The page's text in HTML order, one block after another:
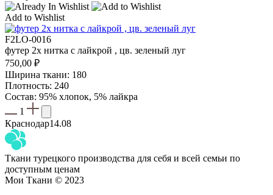
Add to Wishlist
F2LO-0016
футер 2х нитка с лайкрой , цв. зеленый луг
750,00 ₽
Ширина ткани: 180
Плотность: 240
Состав: 95% хлопок, 5% лайкра
1
Краснодар14.08
Ткани турецкого производства для себя и всей семьи по
доступным ценам
Мои Ткани © 2023